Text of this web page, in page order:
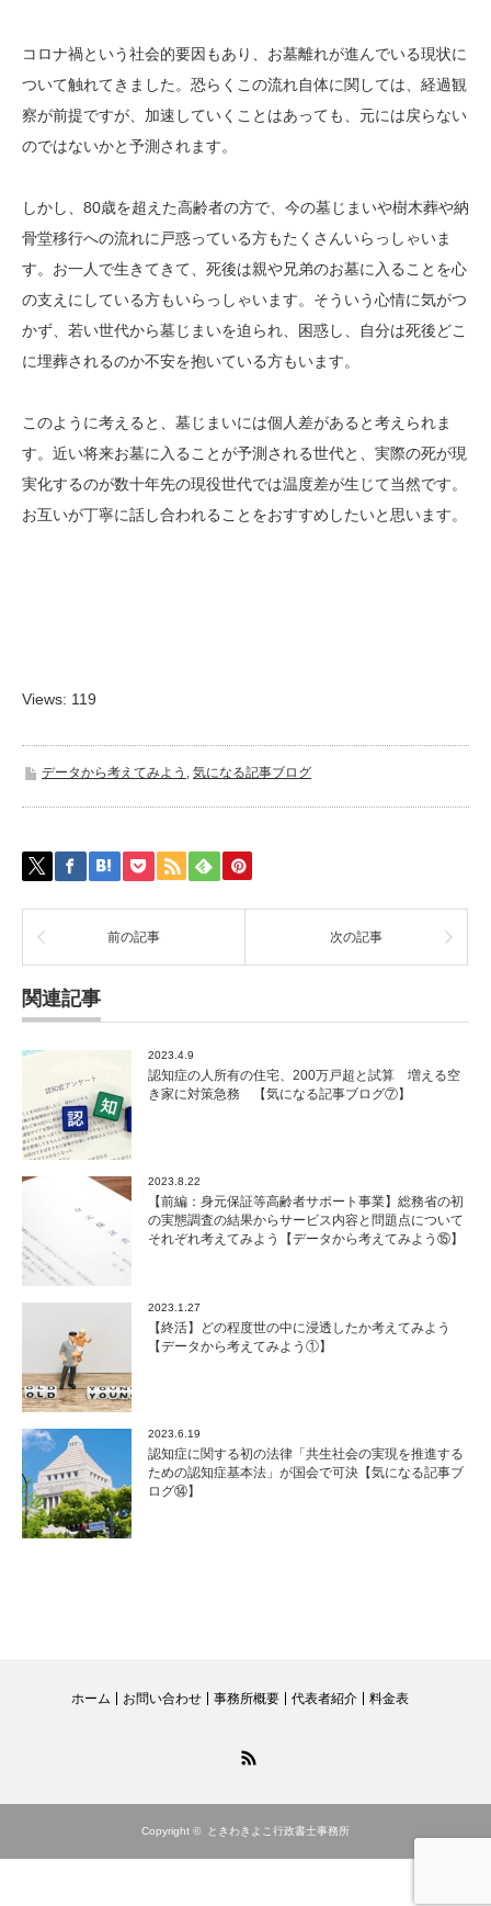
コロナ禍という社会的要因もあり、お墓離れが進んでいる現状に
ついて触れてきました。恐らくこの流れ自体に関しては、経過観
察が前提ですが、加速していくことはあっても、元には戻らない
のではないかと予測されます。
しかし、80歳を超えた高齢者の方で、今の墓じまいや樹木葬や納
骨堂移行への流れに戸惑っている方もたくさんいらっしゃいま
す。お一人で生きてきて、死後は親や兄弟のお墓に入ることを心
の支えにしている方もいらっしゃいます。そういう心情に気がつ
かず、若い世代から墓じまいを迫られ、困惑し、自分は死後どこ
に埋葬されるのか不安を抱いている方もいます。
このように考えると、墓じまいには個人差があると考えられま
す。近い将来お墓に入ることが予測される世代と、実際の死が現
実化するのが数十年先の現役世代では温度差が生じて当然です。
お互いが丁寧に話し合われることをおすすめしたいと思います。
Views: 119
データから考えてみよう , 気になる記事ブログ
前の記事 次の記事
関連記事
2023.4.9
認知症の人所有の住宅、200万戸超と試算 増える空
き家に対策急務 【気になる記事ブログ⑦】
2023.8.22
【前編：身元保証等高齢者サポート事業】総務省の初
の実態調査の結果からサービス内容と問題点について
それぞれ考えてみよう【データから考えてみよう⑮】
2023.1.27
【終活】どの程度世の中に浸透したか考えてみよう
【データから考えてみよう①】
2023.6.19
認知症に関する初の法律「共生社会の実現を推進する
ための認知症基本法」が国会で可決【気になる記事ブ
ログ⑭】
ホーム お問い合わせ 事務所概要 代表者紹介 料金表
Copyright © ときわきよこ行政書士事務所